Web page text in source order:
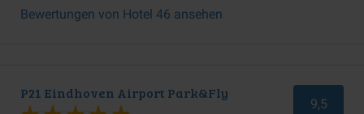
Bewertungen von Hotel 46 ansehen
P21 Eindhoven Airport Park&Fly
9,5